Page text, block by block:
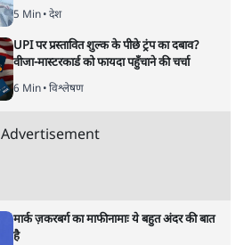
5 Min• देश
UPI पर प्रस्तावित शुल्क के पीछे ट्रंप का दबाव?
वीजा-मास्टरकार्ड को फायदा पहुँचाने की चर्चा
6 Min• विश्लेषण
Advertisement
मार्क ज़करबर्ग का माफीनामाः ये बहुत अंदर की बात
है